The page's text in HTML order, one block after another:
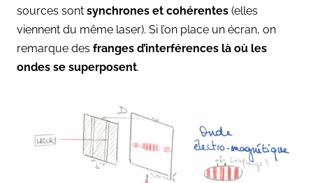
sources sont synchrones et cohérentes (elles
viennent du même laser). Si l’on place un écran, on
remarque des franges d’interférences là où les
ondes se superposent.